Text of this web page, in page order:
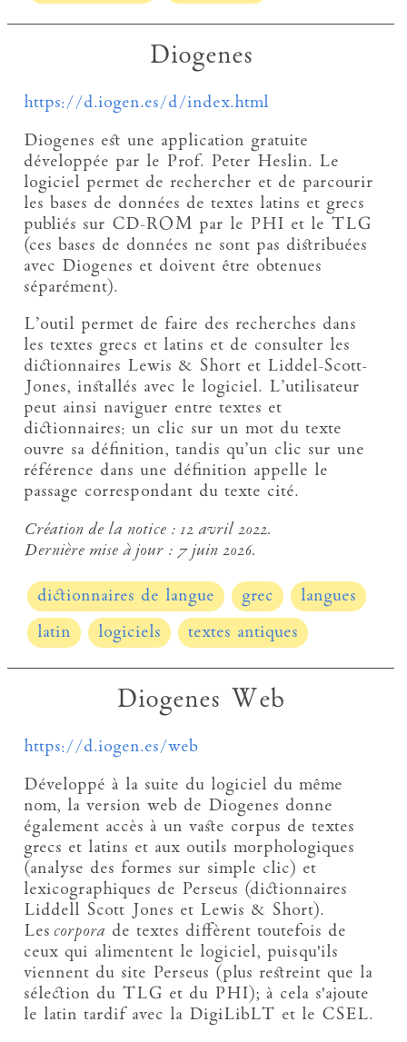
Diogenes
https://d.iogen.es/d/index.html
Diogenes est une application gratuite
développée par le Prof. Peter Heslin. Le
logiciel permet de rechercher et de parcourir
les bases de données de textes latins et grecs
publiés sur CD-ROM par le PHI et le TLG
(ces bases de données ne sont pas distribuées
avec Diogenes et doivent être obtenues
séparément).
L’outil permet de faire des recherches dans
les textes grecs et latins et de consulter les
dictionnaires Lewis & Short et Liddel-Scott-
Jones, installés avec le logiciel. L’utilisateur
peut ainsi naviguer entre textes et
dictionnaires: un clic sur un mot du texte
ouvre sa définition, tandis qu’un clic sur une
référence dans une définition appelle le
passage correspondant du texte cité.
Création de la notice :12 avril 2022.
Dernière mise à jour : 7 juin 2026.
dictionnaires de langue grec
langues
latin
logiciels textes antiques
Diogenes Web
https://d.iogen.es/web
Développé à la suite du logiciel du même
nom, la version web de Diogenes donne
également accès à un vaste corpus de textes
grecs et latins et aux outils morphologiques
(analyse des formes sur simple clic) et
lexicographiques de Perseus (dictionnaires
Liddell Scott Jones et Lewis & Short).
Lescorpora de textes diffèrent toutefois de
ceux qui alimentent le logiciel, puisqu'ils
viennent du site Perseus (plus restreint que la
sélection du TLG et du PHI); à cela s'ajoute
le latin tardif avec la DigiLibLT et le CSEL.